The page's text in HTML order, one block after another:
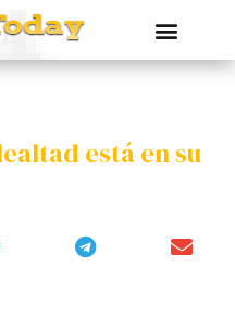
está en su